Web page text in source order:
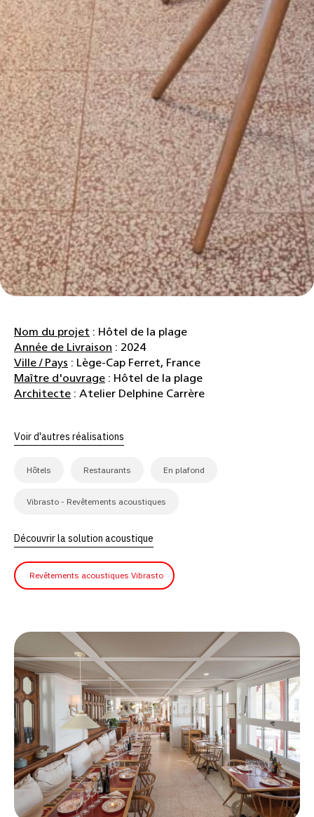
Nom du projet : Hôtel de la plage
Année de Livraison : 2024
Ville / Pays : Lège-Cap Ferret, France
Maître d'ouvrage : Hôtel de la plage
Architecte : Atelier Delphine Carrère
Voir d'autres réalisations
Hôtels Restaurants En plafond
Vibrasto - Revêtements acoustiques
Découvrir la solution acoustique
Revêtements acoustiques Vibrasto